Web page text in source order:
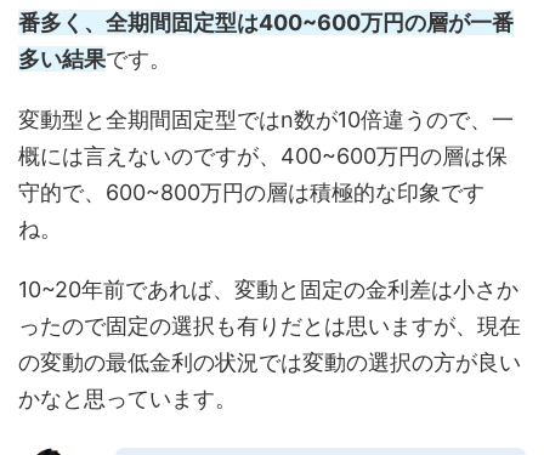
番多く、全期間固定型は400~600万円の層が一番
多い結果です。
変動型と全期間固定型ではn数が10倍違うので、一
概には言えないのですが、400~600万円の層は保
守的で、600~800万円の層は積極的な印象です
ね。
10~20年前であれば、変動と固定の金利差は小さか
ったので固定の選択も有りだとは思いますが、現在
の変動の最低金利の状況では変動の選択の方が良い
かなと思っています。